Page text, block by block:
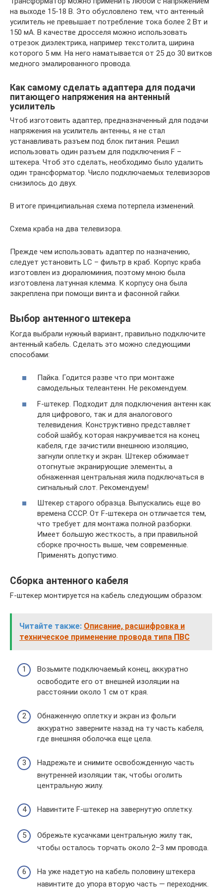
на выходе 15-18 В. Это обусловлено тем, что антенный
усилитель не превышает потребление тока более 2 Вт и
150 мА. В качестве дросселя можно использовать
отрезок диэлектрика, например текстолита, ширина
которого 5 мм. На него наматывается от 25 до 30 витков
медного эмалированного провода.
Как самому сделать адаптера для подачи
питающего напряжения на антенный
усилитель
Чтоб изготовить адаптер, предназначенный для подачи
напряжения на усилитель антенны, я не стал
устанавливать разъем под блок питания. Решил
использовать один разъем для подключения F –
штекера. Чтоб это сделать, необходимо было удалить
один трансформатор. Число подключаемых телевизоров
снизилось до двух.
В итоге принципиальная схема потерпела изменений.
Схема краба на два телевизора.
Прежде чем использовать адаптер по назначению,
следует установить LC – фильтр в краб. Корпус краба
изготовлен из дюралюминия, поэтому мною была
изготовлена латунная клемма. К корпусу она была
закреплена при помощи винта и фасонной гайки.
Выбор антенного штекера
Когда выбрали нужный вариант, правильно подключите
антенный кабель. Сделать это можно следующими
способами:
Пайка. Годится разве что при монтаже
самодельных телеантенн. Не рекомендуем.
F-штекер. Подходит для подключения антенн как
для цифрового, так и для аналогового
телевидения. Конструктивно представляет
собой шайбу, которая накручивается на конец
кабеля, где зачистили внешнюю изоляцию,
загнули оплетку и экран. Штекер обжимает
отогнутые экранирующие элементы, а
обнаженная центральная жила подключаться в
сигнальный слот. Рекомендуем!
Штекер старого образца. Выпускались еще во
времена СССР. От F-штекера он отличается тем,
что требует для монтажа полной разборки.
Имеет большую жесткость, а при правильной
сборке прочность выше, чем современные.
Применять допустимо.
Сборка антенного кабеля
F-штекер монтируется на кабель следующим образом:
Читайте также: Описание, расшифровка и
техническое применение провода типа ПВС
Возьмите подключаемый конец, аккуратно
освободите его от внешней изоляции на
расстоянии около 1 см от края.
Обнаженную оплетку и экран из фольги
аккуратно заверните назад на ту часть кабеля,
где внешняя оболочка еще цела.
Надрежьте и снимите освобожденную часть
внутренней изоляции так, чтобы оголить
центральную жилу.
Навинтите F-штекер на завернутую оплетку.
Обрежьте кусачками центральную жилу так,
чтобы осталось торчать около 2–3 мм провода.
На уже надетую на кабель половину штекера
навинтите до упора вторую часть — переходник.